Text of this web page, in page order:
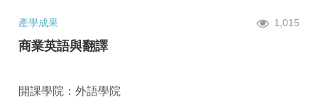
產學成果 1,015
商業英語與翻譯
開課學院：外語學院